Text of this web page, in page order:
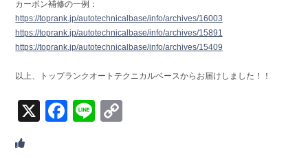
カーボン補修の一例：
https://toprank.jp/autotechnicalbase/info/archives/16003
https://toprank.jp/autotechnicalbase/info/archives/15891
https://toprank.jp/autotechnicalbase/info/archives/15409
以上、トップランクオートテクニカルベースからお届けしました！！
X Facebook
Line